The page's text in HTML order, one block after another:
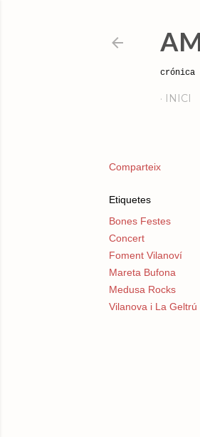
crónica
INICI
Comparteix
Etiquetes
Bones Festes
Concert
Foment Vilanoví
Mareta Bufona
Medusa Rocks
Vilanova i La Geltrú